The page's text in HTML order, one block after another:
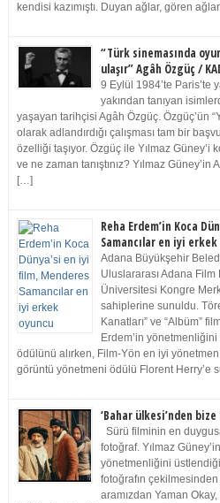
kendisi kazımıştı. Duyan ağlar, gören
“Türk sinemasında
ulaşır” Agâh Özgüç /
9 Eylül 1984’te Paris’te
yakından tanıyan
yaşayan tarihçisi Agâh Özgüç. Özgüç’ün
olarak adlandırdığı çalışması tam bir
özelliği taşıyor. Özgüç ile Yılmaz Güney’i
ve ne zaman tanıştınız? Yılmaz
[…]
Reha Erdem’in Koca
Samancılar en iyi
Adana Büyükşehir
Uluslararası Adana
Üniversitesi Kongre
sahiplerine sunuldu.
Kanatları” ve “Albüm”
Erdem’in yönetmenliğini
ödülünü alırken, Film-Yön en iyi
görüntü yönetmeni ödülü Florent Herry’e
‘Bahar ülkesi’nden
Sürü filminin en
fotoğraf. Yılmaz
yönetmenliğini
fotoğrafın çekilmesinden
aramızdan Yaman